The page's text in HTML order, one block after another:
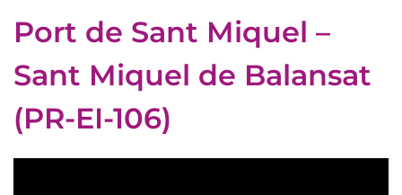
Port de Sant Miquel –
Sant Miquel de Balansat
(PR-EI-106)